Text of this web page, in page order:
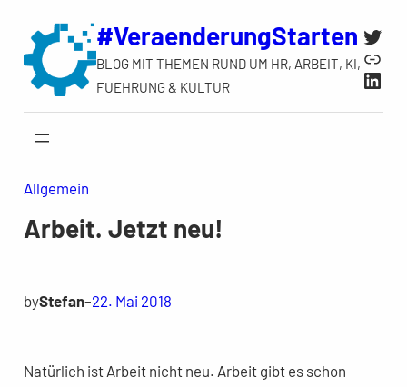
Inhalt
springen
#VeraenderungStarten
BLOG MIT THEMEN RUND UM HR, ARBEIT, KI,
FUEHRUNG & KULTUR
Link
Allgemein
Arbeit. Jetzt neu!
byStefan–22. Mai 2018
Natürlich ist Arbeit nicht neu. Arbeit gibt es schon